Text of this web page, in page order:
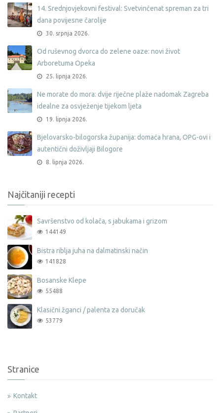
14. Srednjovjekovni festival: Svetvinčenat spreman za tri
dana povijesne čarolije
30. srpnja 2026.
Od ruševnog dvorca do zelene oaze: novi život
Arboretuma Opeka
25. lipnja 2026.
Ne morate do mora: dvije riječne plaže nadomak Zagreba
idealne za osvježenje tijekom ljeta
19. lipnja 2026.
Bjelovarsko-bilogorska županija: domaća hrana, OPG-ovi i
autentični doživljaji Bilogore
8. lipnja 2026.
Najčitaniji recepti
Savršenstvo od kolača, s jabukama i grizom
144149
Bistra riblja juha na dalmatinski način
141828
Bosanske Klepe
55488
Klasični žganci / palenta za doručak
53779
Stranice
Kontakt